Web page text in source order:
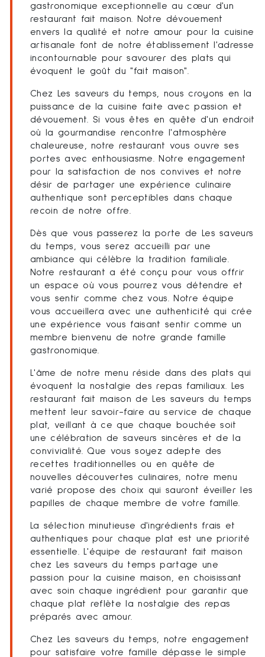
gastronomique exceptionnelle au cœur d'un
restaurant fait maison. Notre dévouement
envers la qualité et notre amour pour la cuisine
artisanale font de notre établissement l'adresse
incontournable pour savourer des plats qui
évoquent le goût du "fait maison".
Chez Les saveurs du temps, nous croyons en la
puissance de la cuisine faite avec passion et
dévouement. Si vous êtes en quête d'un endroit
où la gourmandise rencontre l'atmosphère
chaleureuse, notre restaurant vous ouvre ses
portes avec enthousiasme. Notre engagement
pour la satisfaction de nos convives et notre
désir de partager une expérience culinaire
authentique sont perceptibles dans chaque
recoin de notre offre.
Dès que vous passerez la porte de Les saveurs
du temps, vous serez accueilli par une
ambiance qui célèbre la tradition familiale.
Notre restaurant a été conçu pour vous offrir
un espace où vous pourrez vous détendre et
vous sentir comme chez vous. Notre équipe
vous accueillera avec une authenticité qui crée
une expérience vous faisant sentir comme un
membre bienvenu de notre grande famille
gastronomique.
L'âme de notre menu réside dans des plats qui
évoquent la nostalgie des repas familiaux. Les
restaurant fait maison de Les saveurs du temps
mettent leur savoir-faire au service de chaque
plat, veillant à ce que chaque bouchée soit
une célébration de saveurs sincères et de la
convivialité. Que vous soyez adepte des
recettes traditionnelles ou en quête de
nouvelles découvertes culinaires, notre menu
varié propose des choix qui sauront éveiller les
papilles de chaque membre de votre famille.
La sélection minutieuse d'ingrédients frais et
authentiques pour chaque plat est une priorité
essentielle. L'équipe de restaurant fait maison
chez Les saveurs du temps partage une
passion pour la cuisine maison, en choisissant
avec soin chaque ingrédient pour garantir que
chaque plat reflète la nostalgie des repas
préparés avec amour.
Chez Les saveurs du temps, notre engagement
pour satisfaire votre famille dépasse le simple